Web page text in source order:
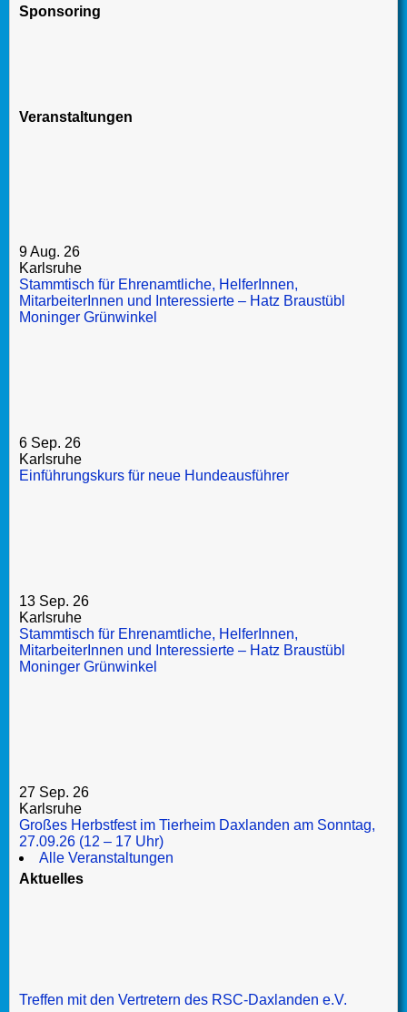
Sponsoring
Veranstaltungen
9 Aug. 26
Karlsruhe
Stammtisch für Ehrenamtliche, HelferInnen,
MitarbeiterInnen und Interessierte – Hatz Braustübl
Moninger Grünwinkel
6 Sep. 26
Karlsruhe
Einführungskurs für neue Hundeausführer
13 Sep. 26
Karlsruhe
Stammtisch für Ehrenamtliche, HelferInnen,
MitarbeiterInnen und Interessierte – Hatz Braustübl
Moninger Grünwinkel
27 Sep. 26
Karlsruhe
Großes Herbstfest im Tierheim Daxlanden am Sonntag,
27.09.26 (12 – 17 Uhr)
Alle Veranstaltungen
Aktuelles
Treffen mit den Vertretern des RSC-Daxlanden e.V.